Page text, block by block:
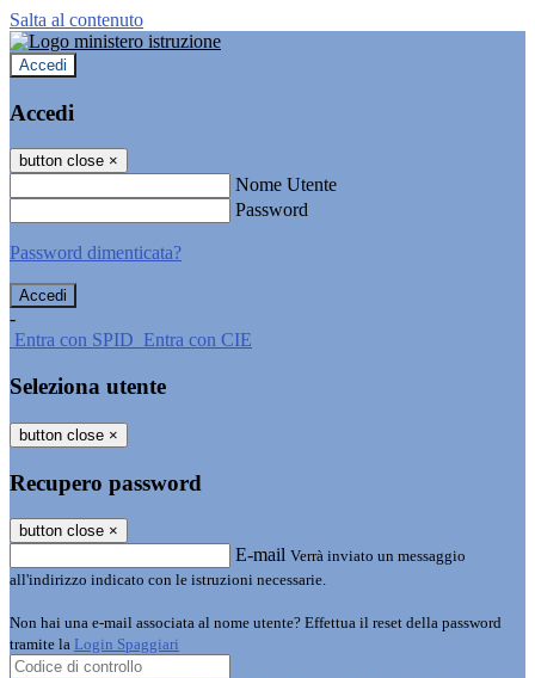
Salta al contenuto
Accedi
Accedi
button close ×
Nome Utente
Password
Password dimenticata?
-
Entra con SPID Entra con CIE
Seleziona utente
button close ×
Recupero password
button close ×
E-mail Verrà inviato un messaggio
all'indirizzo indicato con le istruzioni necessarie.
Non hai una e-mail associata al nome utente? Effettua il reset della password
tramite la Login Spaggiari